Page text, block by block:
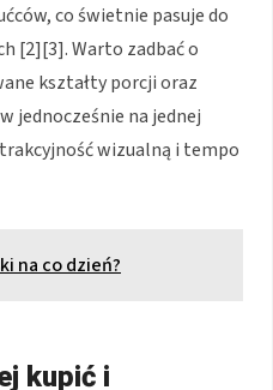
co świetnie pasuje do
[2][3]. Warto zadbać o
kształty porcji oraz
jednocześnie na jednej
wizualną i tempo
na co dzień?
kupić i